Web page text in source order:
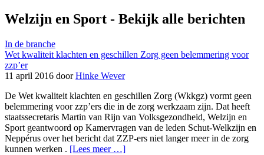
Welzijn en Sport - Bekijk alle berichten
In de branche
Wet kwaliteit klachten en geschillen Zorg geen belemmering voor
zzp’er
11 april 2016 doorHinke Wever
De Wet kwaliteit klachten en geschillen Zorg (Wkkgz) vormt geen
belemmering voor zzp’ers die in de zorg werkzaam zijn. Dat heeft
staatssecretaris Martin van Rijn van Volksgezondheid, Welzijn en
Sport geantwoord op Kamervragen van de leden Schut-Welkzijn en
Neppérus over het bericht dat ZZP-ers niet langer meer in de zorg
kunnen werken . [Lees meer …]